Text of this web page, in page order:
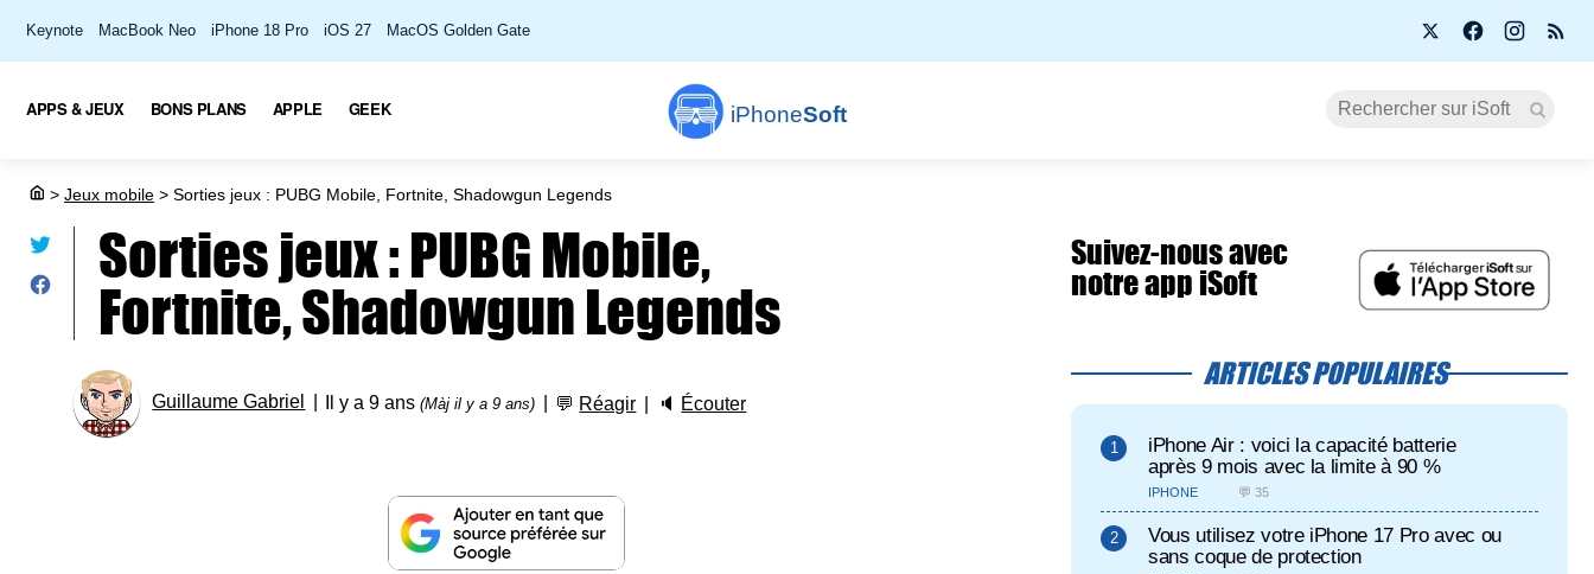
Keynote MacBook Neo iPhone 18 Pro iOS 27 MacOS Golden Gate
iPhoneSoft
APPS & JEUX BONS PLANS APPLE GEEK
> Jeux mobile > Sorties jeux : PUBG Mobile, Fortnite, Shadowgun Legends
Sorties jeux : PUBG Mobile,
Fortnite, Shadowgun Legends
Guillaume Gabriel Il y a 9 ans(Màj il y a 9 ans) 💬 Réagir 🔈 Écouter
Suivez-nous avec
notre app iSoft
ARTICLES POPULAIRES
iPhone Air : voici la capacité batterie
après 9 mois avec la limite à 90 %
IPHONE 💬 35
Vous utilisez votre iPhone 17 Pro avec ou
sans coque de protection